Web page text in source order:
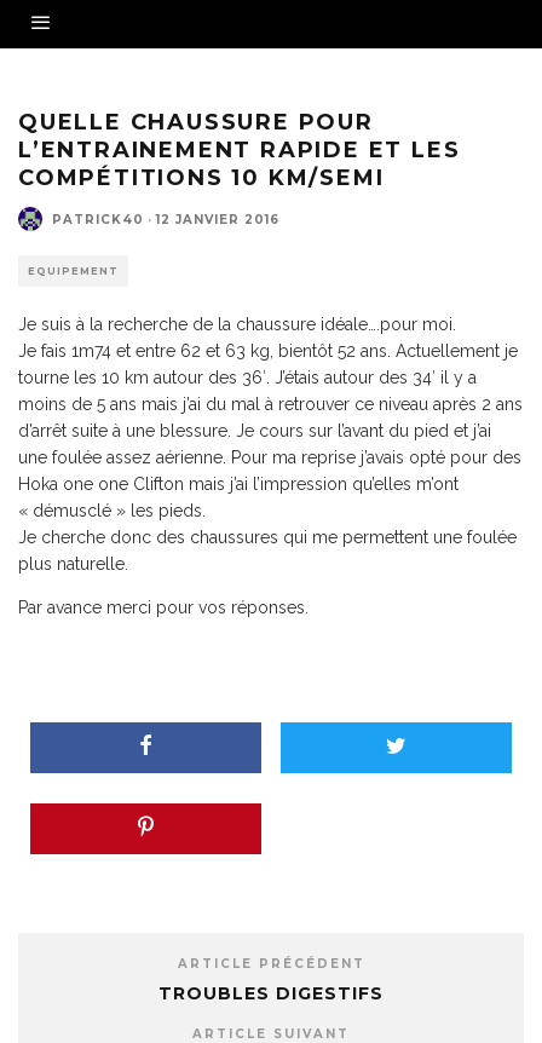
QUELLE CHAUSSURE POUR
L’ENTRAINEMENT RAPIDE ET LES
COMPÉTITIONS 10 KM/SEMI
PATRICK40 · 12 JANVIER 2016
EQUIPEMENT
Je suis à la recherche de la chaussure idéale….pour moi.
Je fais 1m74 et entre 62 et 63 kg, bientôt 52 ans. Actuellement je
tourne les 10 km autour des 36′. J’étais autour des 34′ il y a
moins de 5 ans mais j’ai du mal à retrouver ce niveau après 2 ans
d’arrêt suite à une blessure. Je cours sur l’avant du pied et j’ai
une foulée assez aérienne. Pour ma reprise j’avais opté pour des
Hoka one one Clifton mais j’ai l’impression qu’elles m’ont
« démusclé » les pieds.
Je cherche donc des chaussures qui me permettent une foulée
plus naturelle.
Par avance merci pour vos réponses.
ARTICLE PRÉCÉDENT
TROUBLES DIGESTIFS
ARTICLE SUIVANT